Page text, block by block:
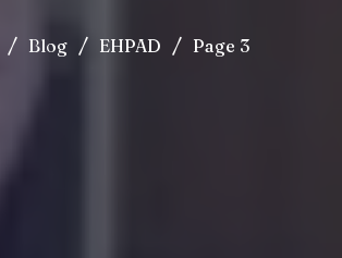
/ Blog / EHPAD / Page 3